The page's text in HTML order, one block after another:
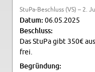
Stu­Pa-Be­schluss (VS) – 2.
Datum: 06.05.2025
Be­schluss:
Das StuPa gibt 350€
frei.
Be­grün­dung: